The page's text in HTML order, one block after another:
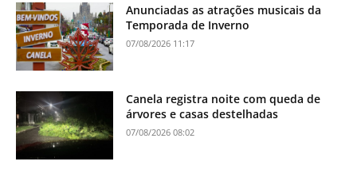
Anunciadas as atrações musicais da
Temporada de Inverno
07/08/2026 11:17
Canela registra noite com queda de
árvores e casas destelhadas
07/08/2026 08:02